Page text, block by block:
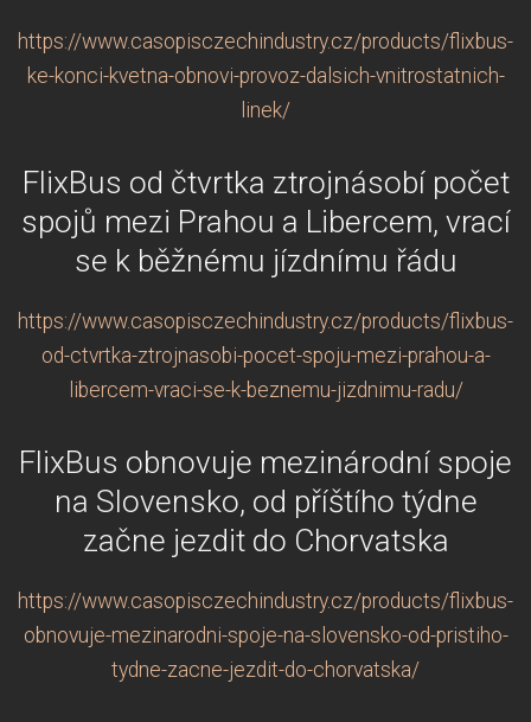
https://www.casopisczechindustry.cz/products/flixbus-
ke-konci-kvetna-obnovi-provoz-dalsich-vnitrostatnich-
linek/
FlixBus od čtvrtka ztrojnásobí počet
spojů mezi Prahou a Libercem, vrací
se k běžnému jízdnímu řádu
https://www.casopisczechindustry.cz/products/flixbus-
od-ctvrtka-ztrojnasobi-pocet-spoju-mezi-prahou-a-
libercem-vraci-se-k-beznemu-jizdnimu-radu/
FlixBus obnovuje mezinárodní spoje
na Slovensko, od příštího týdne
začne jezdit do Chorvatska
https://www.casopisczechindustry.cz/products/flixbus-
obnovuje-mezinarodni-spoje-na-slovensko-od-pristiho-
tydne-zacne-jezdit-do-chorvatska/